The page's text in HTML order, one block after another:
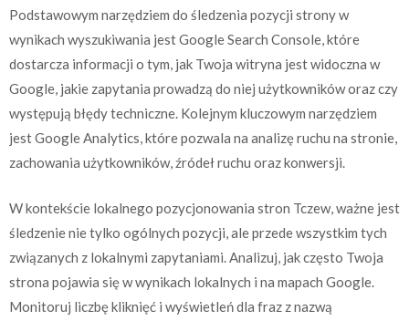
Podstawowym narzędziem do śledzenia pozycji strony w
wynikach wyszukiwania jest Google Search Console, które
dostarcza informacji o tym, jak Twoja witryna jest widoczna w
Google, jakie zapytania prowadzą do niej użytkowników oraz czy
występują błędy techniczne. Kolejnym kluczowym narzędziem
jest Google Analytics, które pozwala na analizę ruchu na stronie,
zachowania użytkowników, źródeł ruchu oraz konwersji.
W kontekście lokalnego pozycjonowania stron Tczew, ważne jest
śledzenie nie tylko ogólnych pozycji, ale przede wszystkim tych
związanych z lokalnymi zapytaniami. Analizuj, jak często Twoja
strona pojawia się w wynikach lokalnych i na mapach Google.
Monitoruj liczbę kliknięć i wyświetleń dla fraz z nazwą